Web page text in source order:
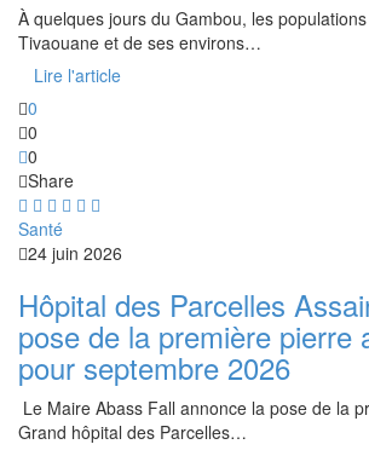
À quelques jours du Gambou, les
Tivaouane et de ses environs…
Lire l'article
0
0
0
Share
Santé
24 juin 2026
Hôpital des Parcelles
pose de la première pierre
pour septembre 2026
Le Maire Abass Fall annonce la pose de la
Grand hôpital des Parcelles…